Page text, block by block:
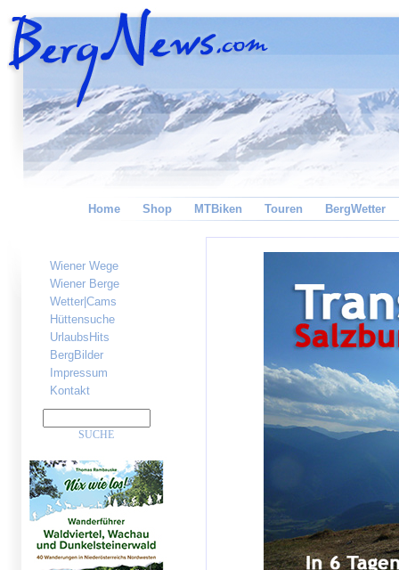
Home Shop MTBiken Touren BergWetter
Wiener Wege
Wiener Berge
Wetter|Cams
Hüttensuche
UrlaubsHits
BergBilder
Impressum
Kontakt